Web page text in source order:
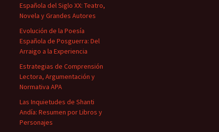
Española del Siglo XX: Teatro,
Novela y Grandes Autores
Evolución de la Poesía
Española de Posguerra: Del
Arraigo a la Experiencia
Estrategias de Comprensión
Lectora, Argumentación y
Normativa APA
Las Inquietudes de Shanti
Andía: Resumen por Libros y
Personajes